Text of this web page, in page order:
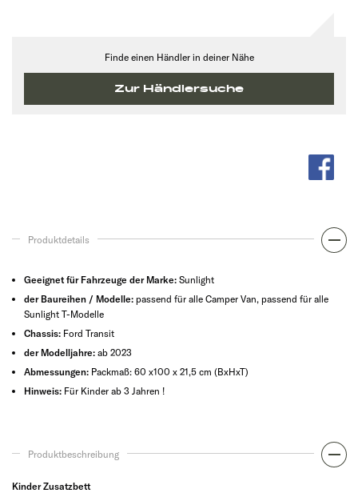
Finde einen Händler in deiner Nähe
Zur Händlersuche
Produktdetails
Geeignet für Fahrzeuge der Marke: Sunlight
der Baureihen / Modelle: passend für alle Camper Van, passend für alle
Sunlight T-Modelle
Chassis: Ford Transit
der Modelljahre: ab 2023
Abmessungen: Packmaß: 60 x100 x 21,5 cm (BxHxT)
Hinweis: Für Kinder ab 3 Jahren !
Produktbeschreibung
Kinder Zusatzbett